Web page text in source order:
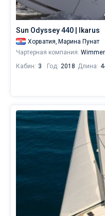
Sun Odyssey 440 | Ikarus
Хорватия, Марина Пунат
Чартерная компания:
Кабин: 3 Год: 2018 Длина: